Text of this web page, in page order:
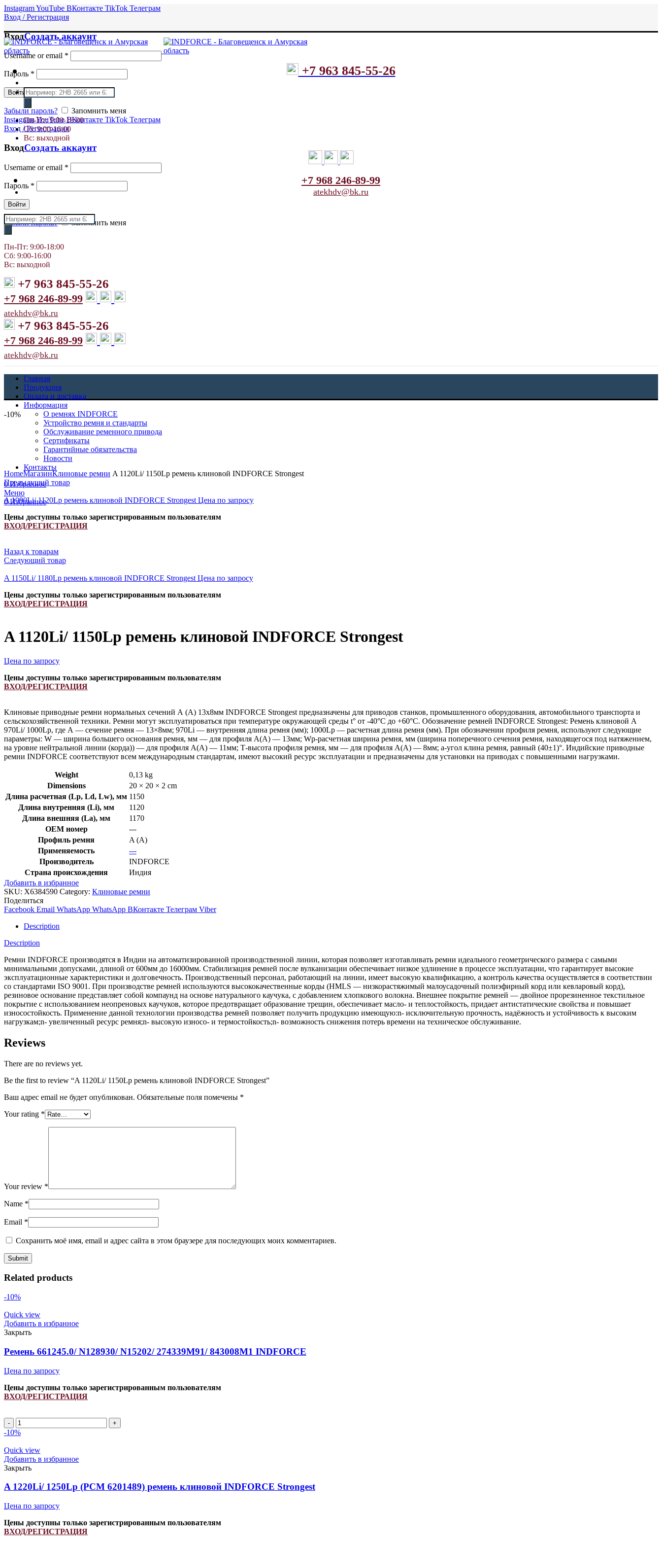
InstagramYouTube ВКонтакте TikTok Телеграм
Вход / Регистрация
ВходСоздать аккаунт
Username or email *
Пароль *
Войти
Забыли пароль?
Запомнить меня
InstagramYouTube ВКонтакте TikTok Телеграм
Вход / Регистрация
ВходСоздать аккаунт
Username or email *
Пароль *
Войти
Забыли пароль? Запомнить меня
+7 963 845-55-26
Поиск
товаров
Пн-Пт: 9:00-18:00
Сб: 9:00-16:00
Вс: выходной
+7 968 246-89-99
atekhdv@bk.ru
Поиск
товаров
Пн-Пт: 9:00-18:00
Сб: 9:00-16:00
Вс: выходной
+7 963 845-55-26
+7 968 246-89-99
atekhdv@bk.ru
+7 963 845-55-26
+7 968 246-89-99
atekhdv@bk.ru
Главная
Продукция
Оплата и доставка
Информация
О ремнях INDFORCE
Устройство ремня и стандарты
Обслуживание ременного привода
Сертификаты
Гарантийные обязательства
Новости
Контакты
0Избранное
Меню
0Избранное
-10%
Увеличить
HomeМагазинКлиновые ремни A 1120Li/ 1150Lp ремень клиновой INDFORCE Strongest
Предыдущий товар
A 1090Li/ 1120Lp ремень клиновой INDFORCE Strongest Цена по запросу
Цены доступны только зарегистрированным пользователям
ВХОД/РЕГИСТРАЦИЯ
Назад к товарам
Следующий товар
A 1150Li/ 1180Lp ремень клиновой INDFORCE Strongest Цена по запросу
Цены доступны только зарегистрированным пользователям
ВХОД/РЕГИСТРАЦИЯ
A 1120Li/ 1150Lp ремень клиновой INDFORCE Strongest
Цена по запросу
Цены доступны только зарегистрированным пользователям
ВХОД/РЕГИСТРАЦИЯ
Клиновые приводные ремни нормальных сечений А (А) 13х8мм INDFORCE Strongest предназначены для приводов станков, промышленного оборудования, автомобильного транспорта и
сельскохозяйственной техники. Ремни могут эксплуатироваться при температуре окружающей среды t° от -40°С до +60°С. Обозначение ремней INDFORCE Strongest: Ремень клиновой А
970Li/ 1000Lp, где А — сечение ремня — 13×8мм; 970Li — внутренняя длина ремня (мм); 1000Lp — расчетная длина ремня (мм). При обозначении профиля ремня, используют следующие
параметры: W — ширина большего основания ремня, мм — для профиля А(А) — 13мм; Wp-расчетная ширина ремня, мм (ширина поперечного сечения ремня, находящегося под натяжением,
на уровне нейтральной линии (корда)) — для профиля А(А) — 11мм; Т-высота профиля ремня, мм — для профиля А(А) — 8мм; a-угол клина ремня, равный (40±1)°. Индийские приводные
ремни INDFORCE соответствуют всем международным стандартам, имеют высокий ресурс эксплуатации и предназначены для установки на приводах с повышенными нагрузками.
Weight
0,13 kg
Dimensions
20 × 20 × 2 cm
Длина расчетная (Lp, Ld, Lw), мм 1150
Длина внутренняя (Li), мм
1120
Длина внешняя (La), мм
1170
OEM номер
---
Профиль ремня
A (A)
Применяемость
---
Производитель
INDFORCE
Страна происхождения
Индия
Добавить в избранное
SKU: X6384590 Category: Клиновые ремни
Поделиться
Facebook Email WhatsApp WhatsApp ВКонтакте Телеграм Viber
Description
Description
Ремни INDFORCE производятся в Индии на автоматизированной производственной линии, которая позволяет изготавливать ремни идеального геометрического размера с самыми
минимальными допусками, длиной от 600мм до 16000мм. Стабилизация ремней после вулканизации обеспечивает низкое удлинение в процессе эксплуатации, что гарантирует высокие
эксплуатационные характеристики и долговечность. Производственный персонал, работающий на линии, имеет высокую квалификацию, а контроль качества осуществляется в соответствии
со стандартами ISO 9001. При производстве ремней используются высококачественные корды (HMLS — низкорастяжимый малоусадочный полиэфирный корд или кевларовый корд),
резиновое основание представляет собой компаунд на основе натурального каучука, с добавлением хлопкового волокна. Внешнее покрытие ремней — двойное прорезиненное текстильное
покрытие с использованием неопреновых каучуков, которое предотвращает образование трещин, обеспечивает масло- и теплостойкость, придает антистатические свойства и повышает
износостойкость. Применение данной технологии производства ремней позволяет получить продукцию имеющую:n- исключительную прочность, надёжность и устойчивость к высоким
нагрузкам;n- увеличенный ресурс ремня;n- высокую износо- и термостойкость;n- возможность снижения потерь времени на техническое обслуживание.
Reviews
There are no reviews yet.
Be the first to review “A 1120Li/ 1150Lp ремень клиновой INDFORCE Strongest”
Ваш адрес email не будет опубликован. Обязательные поля помечены *
Your rating *
Your review *
Name *
Email *
Сохранить моё имя, email и адрес сайта в этом браузере для последующих моих комментариев.
Related products
-10%
Quick view
Добавить в избранное
Закрыть
Ремень 661245.0/ N128930/ N15202/ 274339M91/ 843008M1 INDFORCE
Цена по запросу
Цены доступны только зарегистрированным пользователям
ВХОД/РЕГИСТРАЦИЯ
Ремень
661245.0/
N15202/
274339M91/
843008M1
INDFORCE
quantity
-10%
Quick view
Добавить в избранное
Закрыть
A 1220Li/ 1250Lp (РСМ 6201489) ремень клиновой INDFORCE Strongest
Цена по запросу
Цены доступны только зарегистрированным пользователям
ВХОД/РЕГИСТРАЦИЯ